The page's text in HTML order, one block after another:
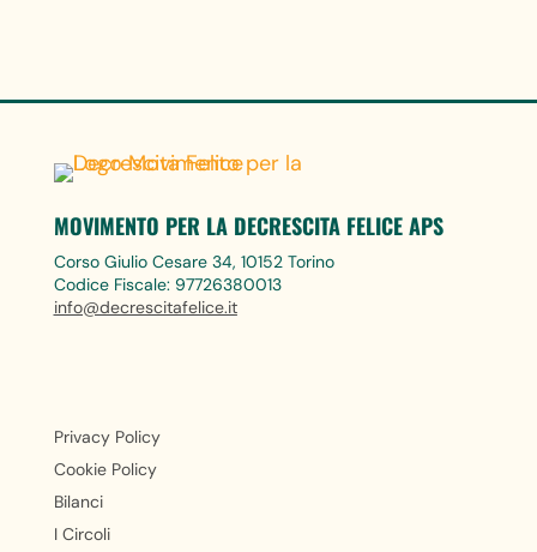
MOVIMENTO PER LA DECRESCITA FELICE APS
Corso Giulio Cesare 34, 10152 Torino
Codice Fiscale: 97726380013
info@decrescitafelice.it
Privacy Policy
Cookie Policy
Bilanci
I Circoli